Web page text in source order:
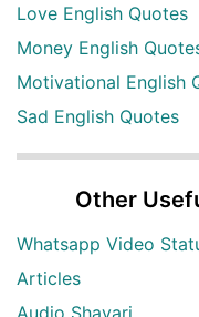
Love English Quotes
Money English
Motivational English
Sad English Quotes
Other
Whatsapp Video
Articles
Audio Shayari